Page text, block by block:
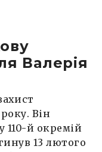
Валерія
Він
110-й окремій
13 лютого